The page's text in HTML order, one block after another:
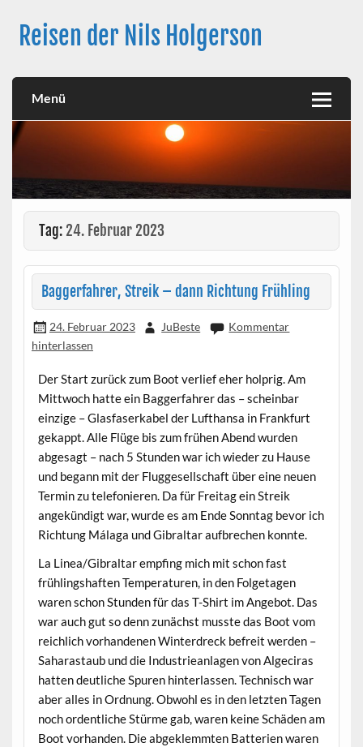
contentReisen der Nils Holgerson
Menü
Tag: 24. Februar 2023
Baggerfahrer, Streik – dann Richtung Frühling
24. Februar 2023 JuBeste
Kommentar
hinterlassen
Der Start zurück zum Boot verlief eher holprig. Am
Mittwoch hatte ein Baggerfahrer das – scheinbar
einzige – Glasfaserkabel der Lufthansa in Frankfurt
gekappt. Alle Flüge bis zum frühen Abend wurden
abgesagt – nach 5 Stunden war ich wieder zu Hause
und begann mit der Fluggesellschaft über eine neuen
Termin zu telefonieren. Da für Freitag ein Streik
angekündigt war, wurde es am Ende Sonntag bevor ich
Richtung Málaga und Gibraltar aufbrechen konnte.
La Linea/Gibraltar empfing mich mit schon fast
frühlingshaften Temperaturen, in den Folgetagen
waren schon Stunden für das T-Shirt im Angebot. Das
war auch gut so denn zunächst musste das Boot vom
reichlich vorhandenen Winterdreck befreit werden –
Saharastaub und die Industrieanlagen von Algeciras
hatten deutliche Spuren hinterlassen. Technisch war
aber alles in Ordnung. Obwohl es in den letzten Tagen
noch ordentliche Stürme gab, waren keine Schäden am
Boot vorhanden. Die abgeklemmten Batterien waren